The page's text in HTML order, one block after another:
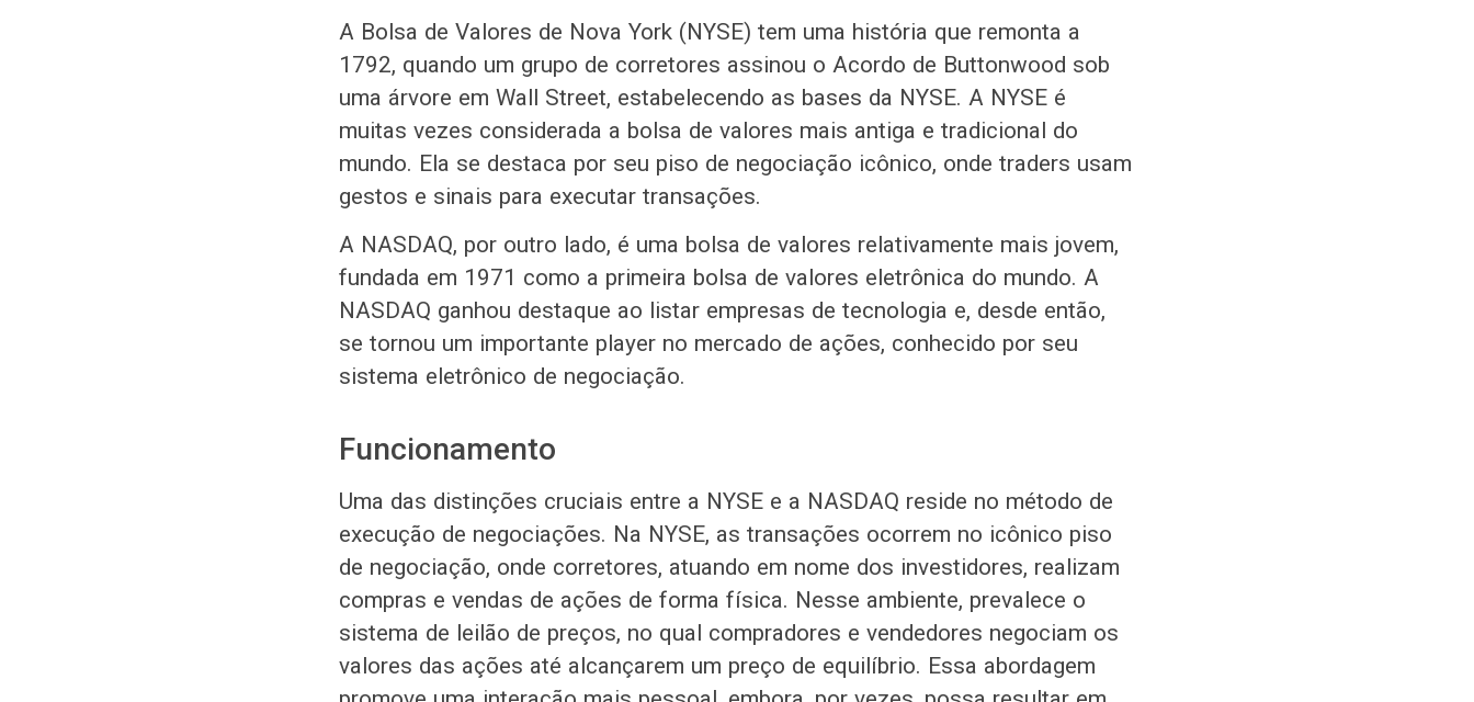
A Bolsa de Valores de Nova York (NYSE) tem uma história que remonta a
1792, quando um grupo de corretores assinou o Acordo de Buttonwood sob
uma árvore em Wall Street, estabelecendo as bases da NYSE. A NYSE é
muitas vezes considerada a bolsa de valores mais antiga e tradicional do
mundo. Ela se destaca por seu piso de negociação icônico, onde traders usam
gestos e sinais para executar transações.
A NASDAQ, por outro lado, é uma bolsa de valores relativamente mais jovem,
fundada em 1971 como a primeira bolsa de valores eletrônica do mundo. A
NASDAQ ganhou destaque ao listar empresas de tecnologia e, desde então,
se tornou um importante player no mercado de ações, conhecido por seu
sistema eletrônico de negociação.
Funcionamento
Uma das distinções cruciais entre a NYSE e a NASDAQ reside no método de
execução de negociações. Na NYSE, as transações ocorrem no icônico piso
de negociação, onde corretores, atuando em nome dos investidores, realizam
compras e vendas de ações de forma física. Nesse ambiente, prevalece o
sistema de leilão de preços, no qual compradores e vendedores negociam os
valores das ações até alcançarem um preço de equilíbrio. Essa abordagem